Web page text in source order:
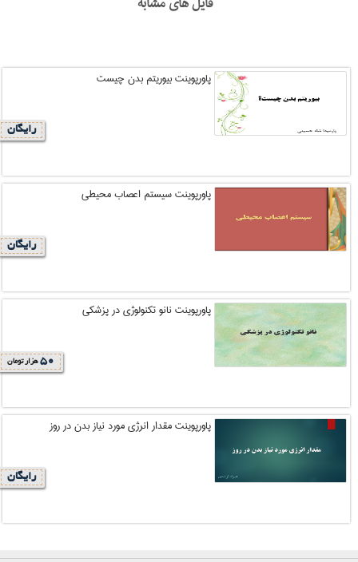
پاورپوینت بیوریتم بدن چیست
رایگان
پاورپوینت سیستم اعصاب محیطی
رایگان
پاورپوینت نانو تکنولوژی در پزشکی
50 هزار تومان
پاورپوینت مقدار انرژی مورد نیاز بدن در روز
رایگان